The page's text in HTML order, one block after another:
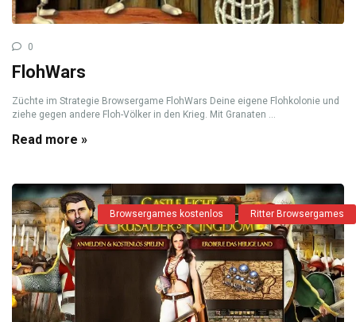
0
FlohWars
Züchte im Strategie Browsergame FlohWars Deine eigene Flohkolonie und
ziehe gegen andere Floh-Völker in den Krieg. Mit Granaten ...
Read more »
Browsergames kostenlos Ritter Browsergames